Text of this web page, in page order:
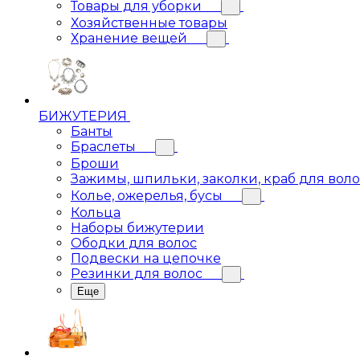
Товары для уборки
Хозяйственные товары
Хранение вещей
БИЖУТЕРИЯ
Банты
Браслеты
Броши
Зажимы, шпильки, заколки, краб для
Колье, ожерелья, бусы
Кольца
Наборы бижутерии
Ободки для волос
Подвески на цепочке
Резинки для волос
Еще